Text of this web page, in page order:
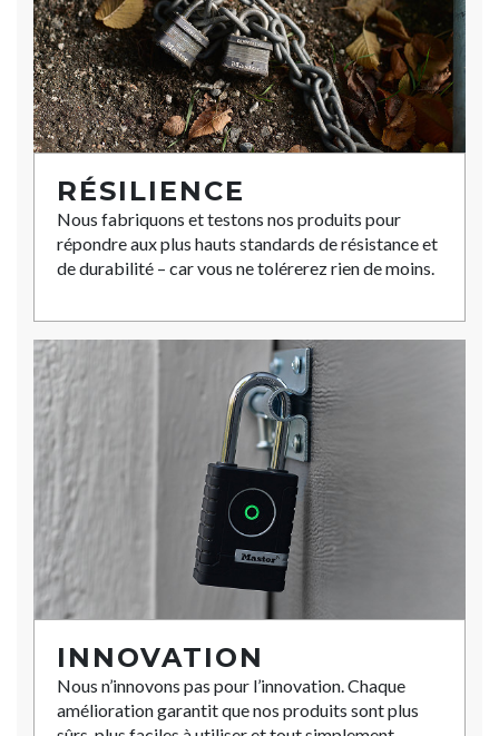
RÉSILIENCE
Nous fabriquons et testons nos produits pour
répondre aux plus hauts standards de résistance et
de durabilité – car vous ne tolérerez rien de moins.
INNOVATION
Nous n’innovons pas pour l’innovation. Chaque
amélioration garantit que nos produits sont plus